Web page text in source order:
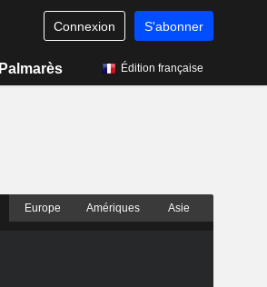
Connexion S'abonner
Palmarès Édition française
Europe Amériques Asie